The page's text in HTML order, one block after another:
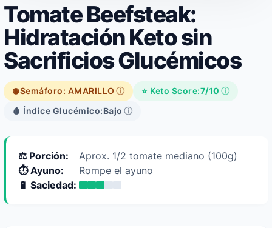
Tomate Beefsteak:
Hidratación Keto sin
Sacrificios Glucémicos
🟡Semáforo: AMARILLO ⓘ ⭐ Keto Score:7/10 ⓘ
🩸 Índice Glucémico:Bajo ⓘ
⚖️ Porción:
Aprox. 1/2 tomate mediano (100g)
⏱️ Ayuno:
Rompe el ayuno
🔋 Saciedad: